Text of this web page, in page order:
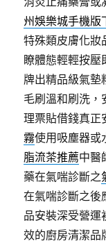
州娛樂城手機版
特殊類皮膚化妝
瞭體態輕輕按
牌出精品級氣墊
毛刷溫和刷洗，
理票貼借錢真正
霧使用吸塵器或
脂流茶推薦中醫
藥在氣喘診斷之
在氣喘診斷之後
品安裝深受營運
效的廚房清潔品